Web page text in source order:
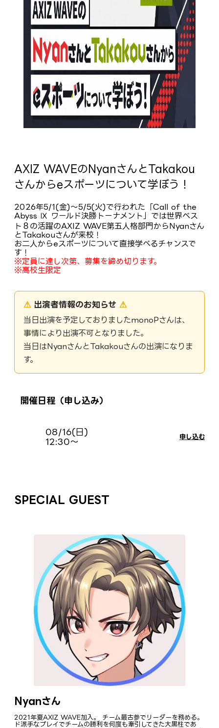
AXIZ WAVEのNyanさんとTakakou
さんからeスポーツについて学ぼう！
2026年5/1(金)～5/5(火)で行われた「Call of the
Abyss Ⅸ ワールド決勝トーナメント」では世界ベス
ト８の活躍のAXIZ WAVE第五人格部門からNyanさん
とTakakouさんが来校！
お二人からeスポーツについて直接学べるチャンスで
す！
※定員に達し次第、募集を締め切ります。
※高校生限定
⚠ 出演者情報のお知らせ ⚠
当日出演を予定しておりましたmonoPさんは、
事情により出演不可となりました。
当日はNyanさんとTakakouさんの出演になりま
す。
開催日程（申し込み）
08/16(日)
12:30〜
申し込む
SPECIAL GUEST
Nyanさん
2021年夏AXIZ WAVE加入。 チーム最古参でリーダーを務める。
ド派手なプレイでチームの勝利を何度も牽引してきた大黒柱であ